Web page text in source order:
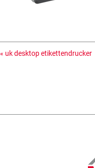
« uk desktop etikettendrucker